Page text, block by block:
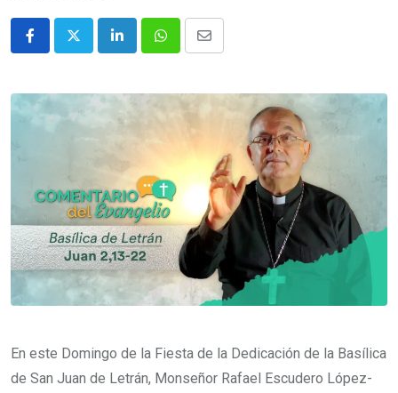
En este Domingo de la Fiesta de la Dedicación de la Basílica
de San Juan de Letrán, Monseñor Rafael Escudero López-